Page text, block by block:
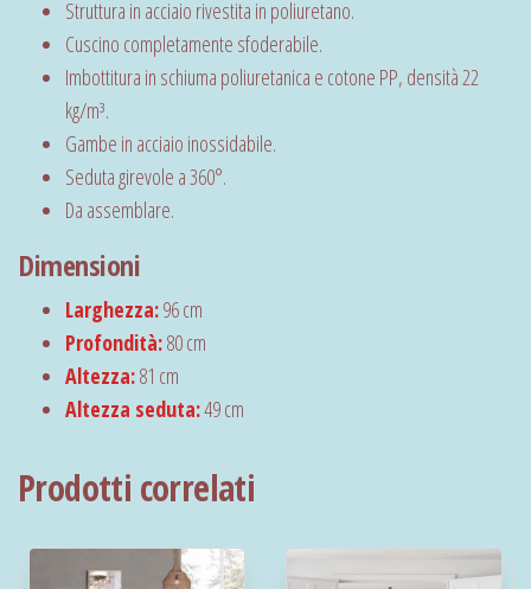
Struttura in acciaio rivestita in poliuretano.
Cuscino completamente sfoderabile.
Imbottitura in schiuma poliuretanica e cotone PP, densità 22
kg/m³.
Gambe in acciaio inossidabile.
Seduta girevole a 360°.
Da assemblare.
Dimensioni
Larghezza:96 cm
Profondità:80 cm
Altezza:81 cm
Altezza seduta:49 cm
Prodotti correlati